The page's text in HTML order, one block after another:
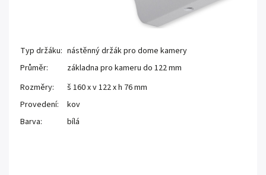
Typ držáku: nástěnný držák pro dome kamery
Průměr:
základna pro kameru do 122 mm
Rozměry:
š 160 x v 122 x h 76 mm
Provedení:
kov
Barva:
bílá